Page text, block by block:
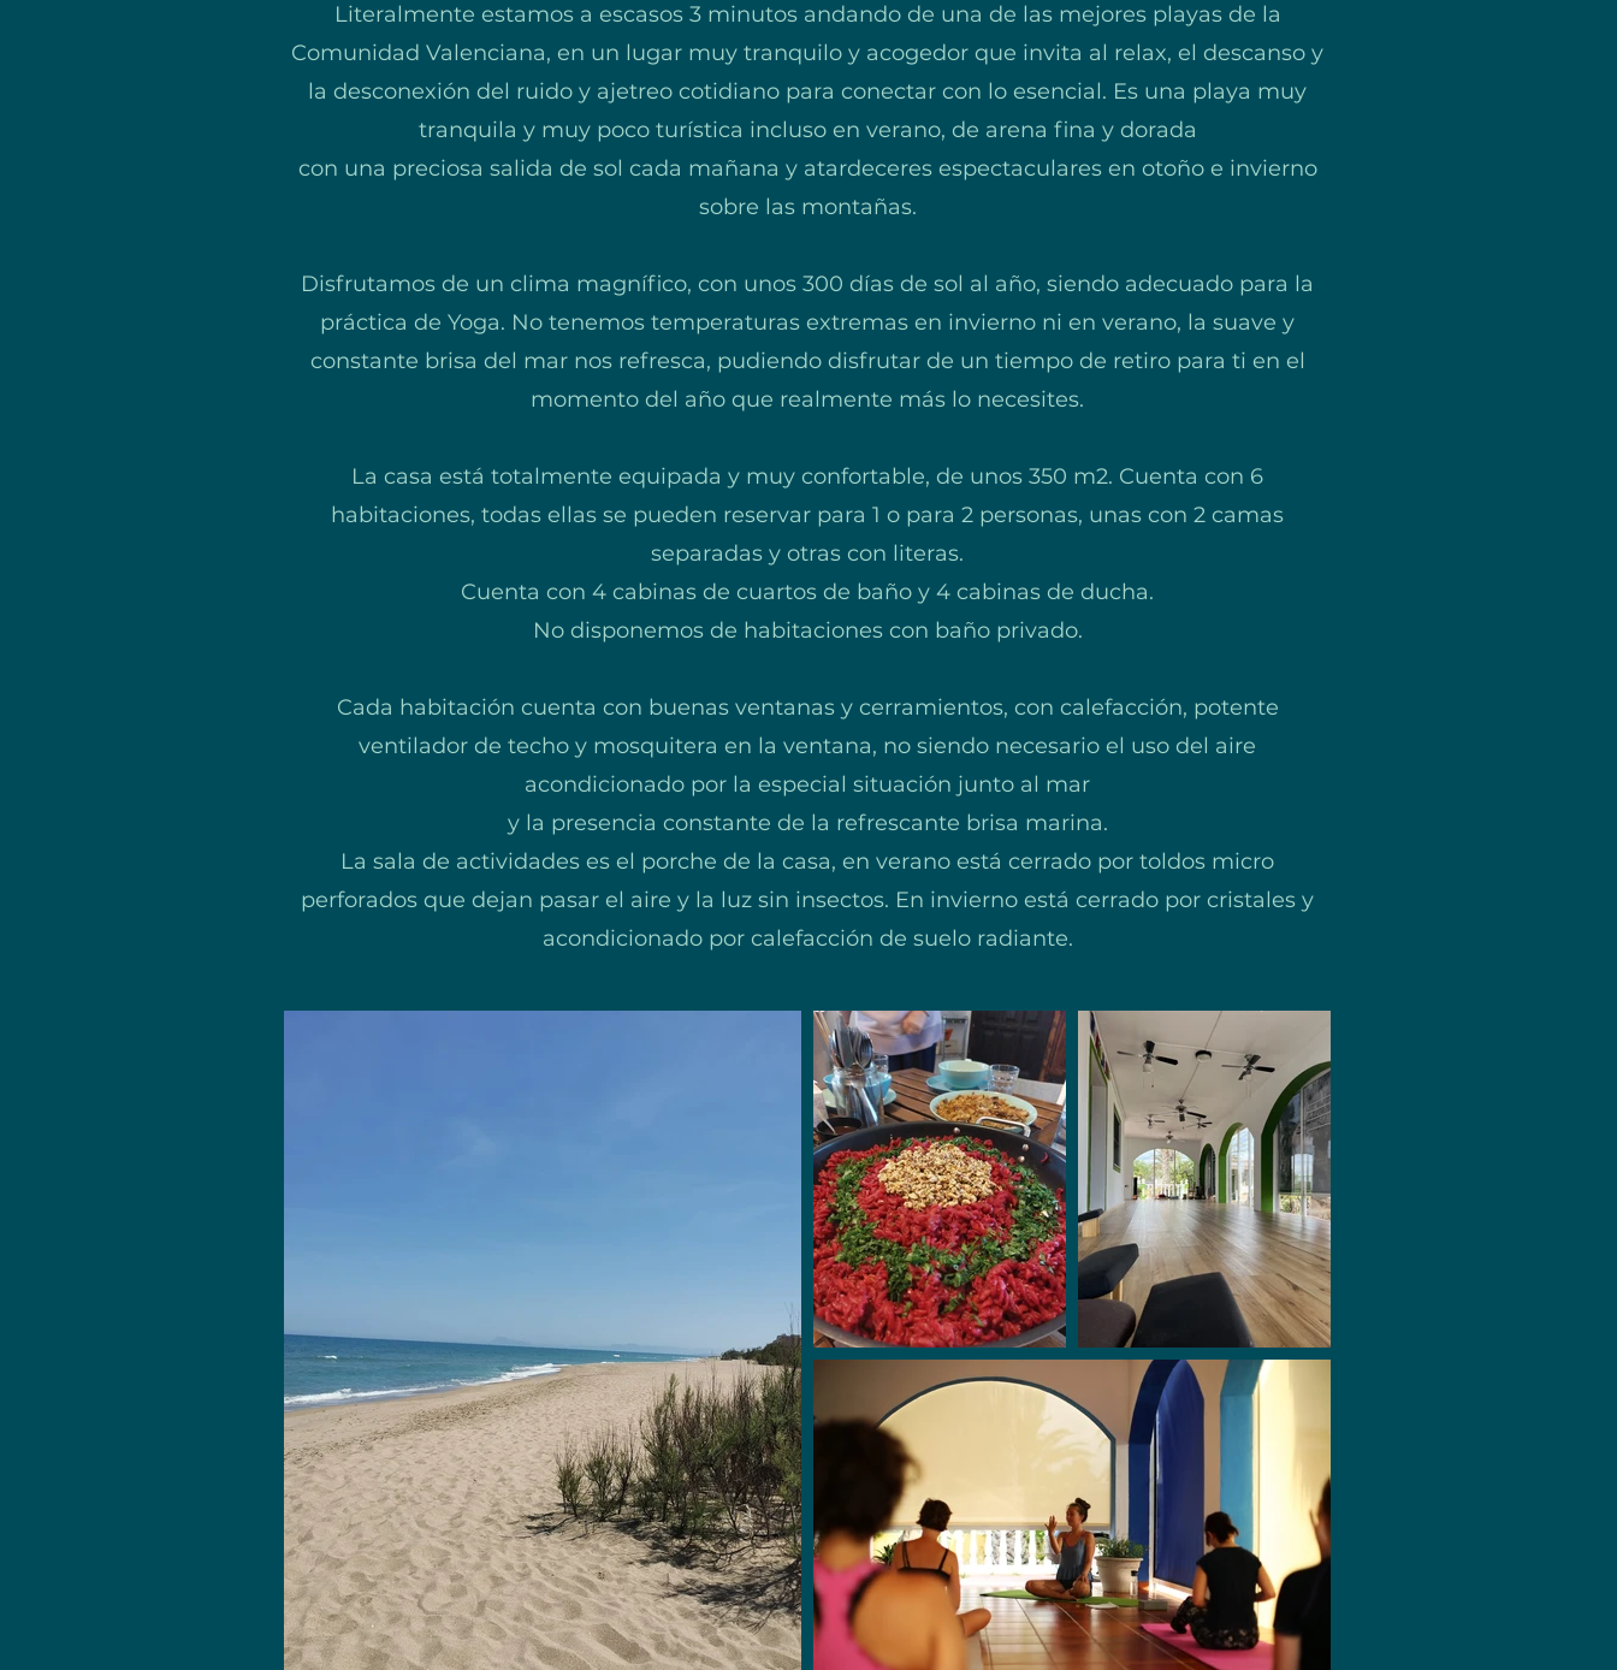
Literalmente estamos a escasos 3 minutos andando de una de las mejores playas de la
Comunidad Valenciana, en un lugar muy tranquilo y acogedor que invita al relax, el descanso y
la desconexión del ruido y ajetreo cotidiano para conectar con lo esencial. Es una playa muy
tranquila y muy poco turística incluso en verano, de arena fina y dorada
con una preciosa salida de sol cada mañana y atardeceres espectaculares en otoño e invierno
sobre las montañas.
Disfrutamos de un clima magnífico, con unos 300 días de sol al año, siendo adecuado para la
práctica de Yoga. No tenemos temperaturas extremas en invierno ni en verano, la suave y
constante brisa del mar nos refresca, pudiendo disfrutar de un tiempo de retiro para ti en el
momento del año que realmente más lo necesites.
La casa está totalmente equipada y muy confortable, de unos 350 m2. Cuenta con 6
habitaciones, todas ellas se pueden reservar para 1 o para 2 personas, unas con 2 camas
separadas y otras con literas.
Cuenta con 4 cabinas de cuartos de baño y 4 cabinas de ducha.
No disponemos de habitaciones con baño privado.
Cada habitación cuenta con buenas ventanas y cerramientos, con calefacción, potente
ventilador de techo y mosquitera en la ventana, no siendo necesario el uso del aire
acondicionado por la especial situación junto al mar
y la presencia constante de la refrescante brisa marina.
La sala de actividades es el porche de la casa, en verano está cerrado por toldos micro
perforados que dejan pasar el aire y la luz sin insectos. En invierno está cerrado por cristales y
acondicionado por calefacción de suelo radiante.